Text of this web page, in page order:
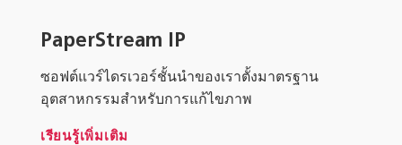
PaperStream IP
ซอฟต์แวร์ไดรเวอร์ชั้นนำของเราตั้งมาตรฐาน
อุตสาหกรรมสำหรับการแก้ไขภาพ
เรียนรู้เพิ่มเติม